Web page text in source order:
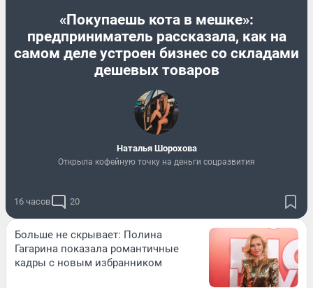
«Покупаешь кота в мешке»:
предприниматель рассказала, как на
самом деле устроен бизнес со складами
дешевых товаров
Наталья Шорохова
Открыла кофейную точку на деньги соцразвития
16 часов 20
Больше не скрывает: Полина
Гагарина показала романтичные
кадры с новым избранником